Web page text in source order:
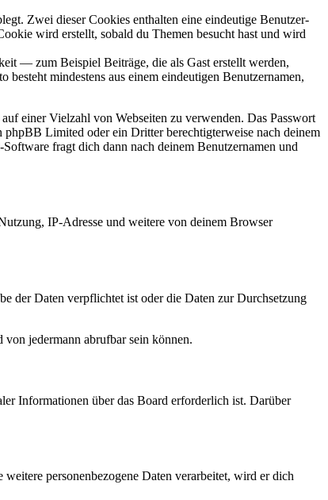
Zwei dieser Cookies enthalten eine eindeutige Benutzer-
wird erstellt, sobald du Themen besucht hast und wird
— zum Beispiel Beiträge, die als Gast erstellt werden,
mindestens aus einem eindeutigen Benutzernamen,
einer Vielzahl von Webseiten zu verwenden. Das Passwort
Limited oder ein Dritter berechtigterweise nach deinem
fragt dich dann nach deinem Benutzernamen und
IP-Adresse und weitere von deinem Browser
der Daten verpflichtet ist oder die Daten zur Durchsetzung
jedermann abrufbar sein können.
Informationen über das Board erforderlich ist. Darüber
personenbezogene Daten verarbeitet, wird er dich